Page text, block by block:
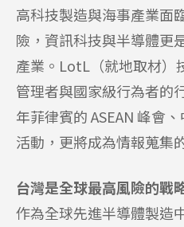
高科技製造與海事產業面
險，資訊科技與半導體更
產業。LotL（就地取材）
管理者與國家級行為者的
年菲律賓的 ASEAN 峰會
活動，更將成為情報蒐集
台灣是全球最高風險的戰
作為全球先進半導體製造